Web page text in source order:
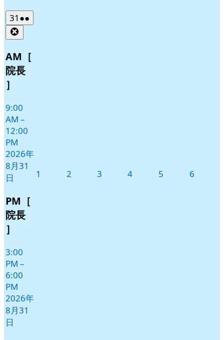
31 2026
年
8
月
31
日
●●
件
イ
ベ
AM［
院長
］
9:00
AM –
12:00
PM
2026年
8月31
日
PM［
院長
］
3:00
PM –
6:00
PM
2026年
8月31
日
1 2 3 42026
5 6